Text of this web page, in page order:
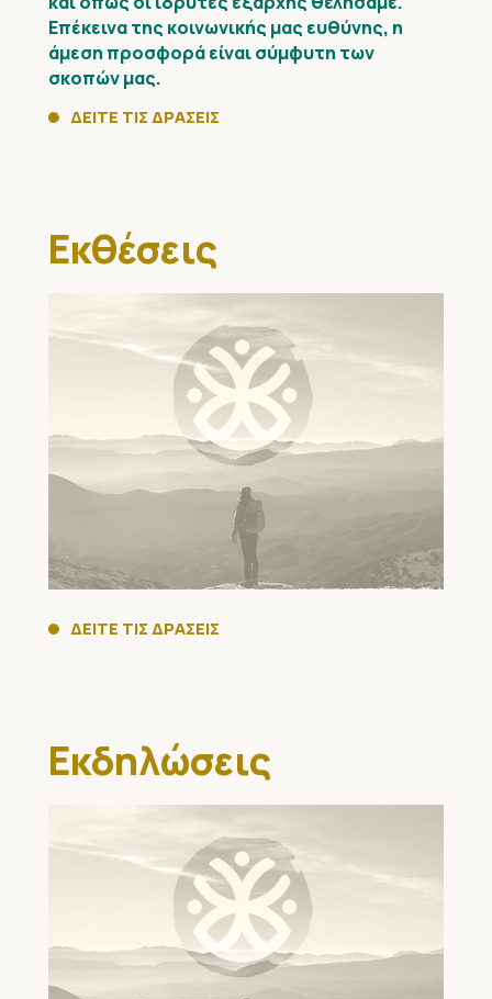
Επέκεινα της κοινωνικής μας ευθύνης, η
άμεση προσφορά είναι σύμφυτη των
σκοπών μας.
ΔΕΙΤΕ ΤΙΣ ΔΡΑΣΕΙΣ
Εκθέσεις
ΔΕΙΤΕ ΤΙΣ ΔΡΑΣΕΙΣ
Εκδηλώσεις